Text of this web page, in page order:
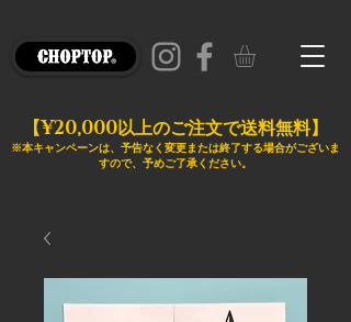
【¥20,000以上のご注文で送料無料】
※本キャンペーンは、予告なく変更または終了する場合がございま
すので、予めご了承ください。